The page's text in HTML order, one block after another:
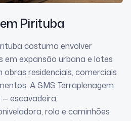
em Pirituba
costuma envolver
em expansão urbana e lotes
obras residenciais, comerciais
A SMS Terraplenagem
escavadeira,
rolo e caminhões